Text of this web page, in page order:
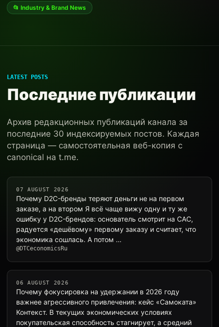
📂 Industry & Brand News
LATEST POSTS
Последние публикации
Архив редакционных публикаций канала за
последние 30 индексируемых постов. Каждая
страница — самостоятельная веб-копия с
canonical на t.me.
07 AUGUST 2026
Почему D2C-бренды теряют деньги не на первом
заказе, а на втором Я всё чаще вижу одну и ту же
ошибку у D2C-брендов: основатель смотрит на CAC,
радуется «дешёвому» первому заказу и считает, что
экономика сошлась. А потом …
@DTCeconomicsRu
06 AUGUST 2026
Почему фокусировка на удержании в 2026 году
важнее агрессивного привлечения: кейс «Самоката»
Контекст. В текущих экономических условиях
покупательская способность стагнирует, а средний